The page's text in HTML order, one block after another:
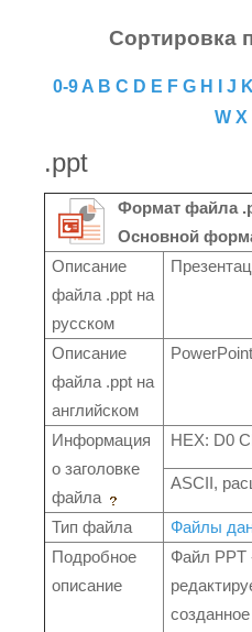
Сортировка
0-9 A B C D E F G H J K
W X
.ppt
Формат файла
Основной
Описание
файла .ppt на
русском
Описание
файла .ppt на
английском
Информация
о заголовке
файла
HEX: D0
ASCII,
Тип файла
Файлы
Подробное
описание
Файл PPT